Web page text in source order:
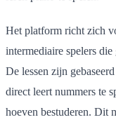
Het platform richt zich
intermediaire spelers
De lessen zijn
direct leert nummers te
hoeven bestuderen. Dit